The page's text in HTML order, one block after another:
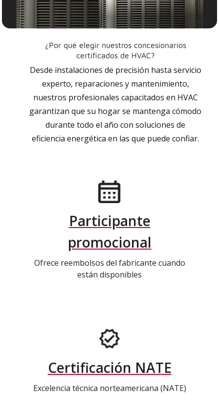
¿Por qué elegir nuestros concesionarios
certificados de HVAC?
Desde instalaciones de precisión hasta servicio
experto, reparaciones y mantenimiento,
nuestros profesionales capacitados en HVAC
garantizan que su hogar se mantenga cómodo
durante todo el año con soluciones de
eficiencia energética en las que puede confiar.
Participante
promocional
Ofrece reembolsos del fabricante cuando
están disponibles
Certificación NATE
Excelencia técnica norteamericana (NATE)